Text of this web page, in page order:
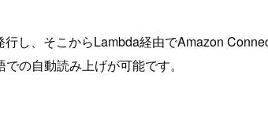
し、そこからLambda経由でAmazon
の自動読み上げが可能です。